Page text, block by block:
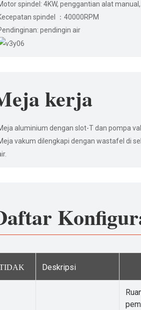
spindel: 4KW, penggantian alat
spindel ：40000RPM
pendingin air
kerja
aluminium dengan slot-T dan pompa
vakum dilengkapi dengan wastafel di
Deskripsi